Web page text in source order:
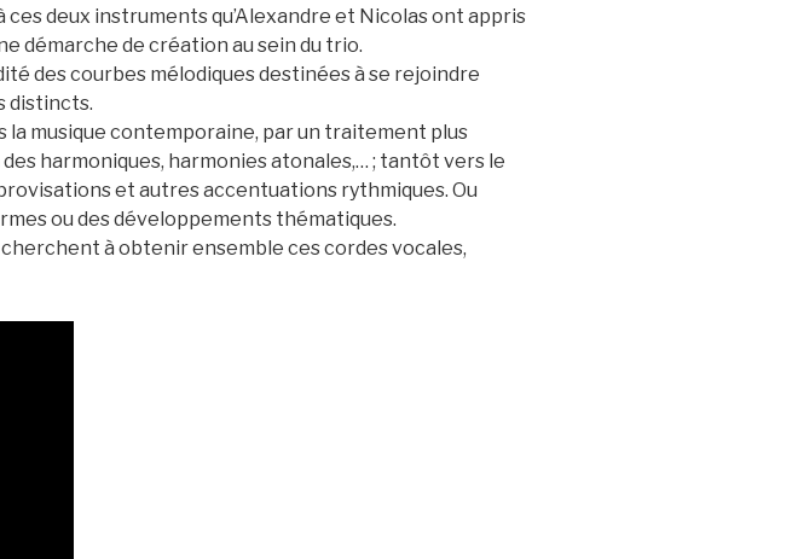
deux instruments qu’Alexandre et Nicolas ont appris
démarche de création au sein du trio.
des courbes mélodiques destinées à se rejoindre
distincts.
musique contemporaine, par un traitement plus
harmoniques, harmonies atonales,… ; tantôt vers le
et autres accentuations rythmiques. Ou
ou des développements thématiques.
à obtenir ensemble ces cordes vocales,